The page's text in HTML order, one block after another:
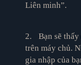
Liên minh”.
2.
Bạn sẽ
trên máy chủ.
gia nhập của